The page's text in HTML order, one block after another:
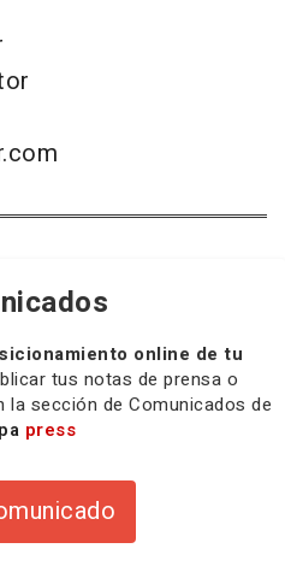
online de tu
tus notas de prensa o
sección de Comunicados de
press